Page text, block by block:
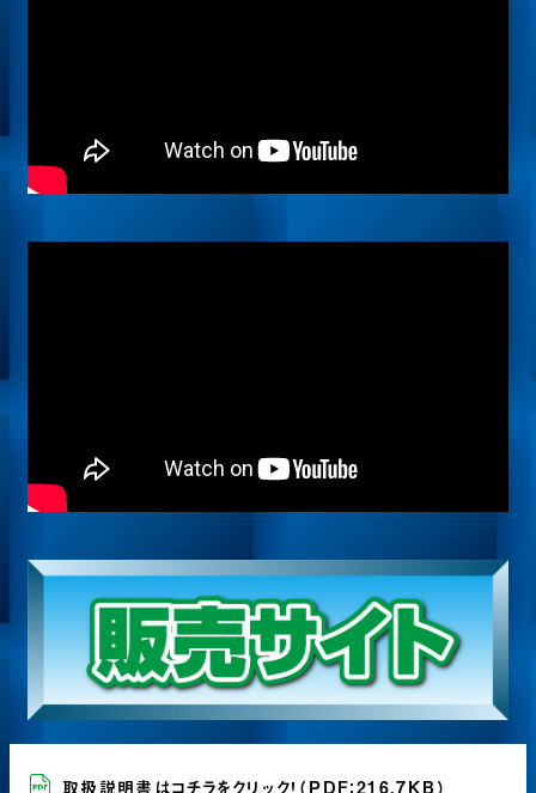
取扱説明書はコチラをクリック！ （PDF：216.7KB）